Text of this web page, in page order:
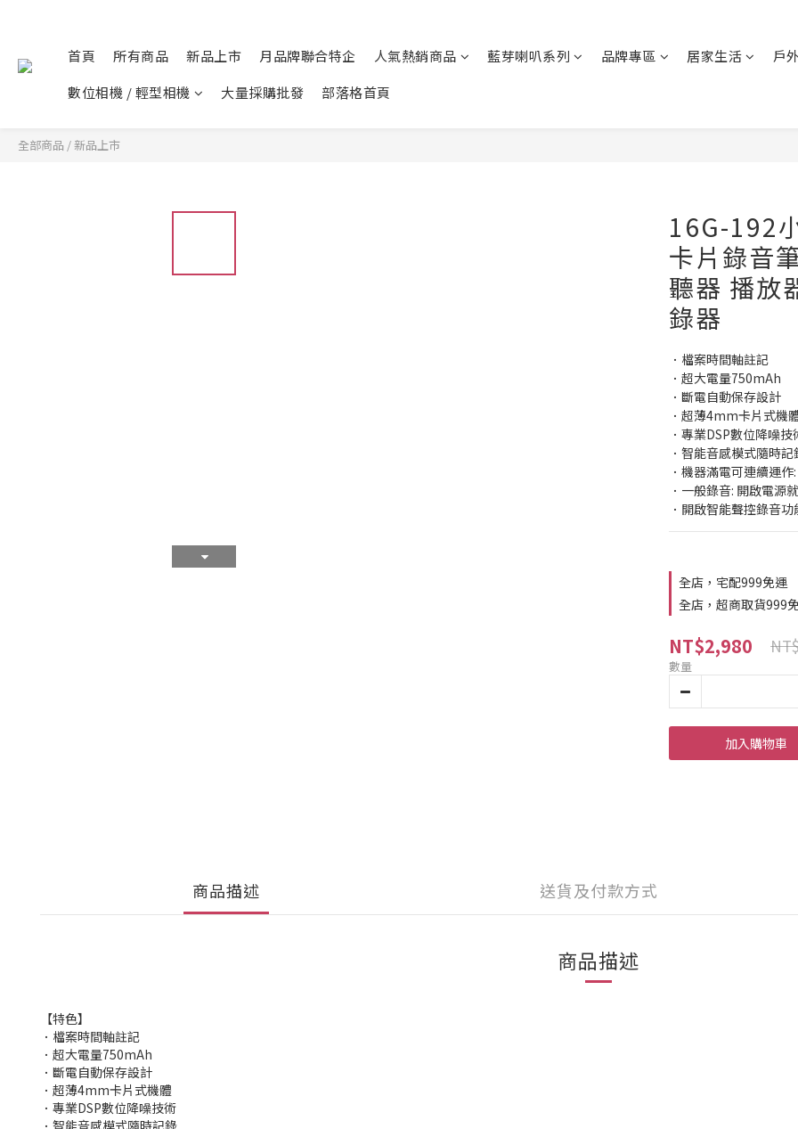
首頁 所有商品 新品上市 月品牌聯合特企 人氣熱銷商品 藍芽喇叭系列 品牌專區 居家生活
戶
數位相機 / 輕型相機
大量採購批發 部落格首頁
全部商品 /新品上市
16G-192
卡片錄音
聽器 播放
錄器
．檔案時間軸註記
．超大電量750mAh
．斷電自動保存設計
．超薄4mm卡片式機
．專業DSP數位降噪技
．智能音感模式隨時記
．機器滿電可連續運
．一般錄音: 開啟電源
．開啟智能聲控錄音
全店，宅配999免運
全店，超商取貨999
NT$2,980
數量
加入購物車
商品描述 送貨及付款方式
商品描述
【特色】
．檔案時間軸註記
．超大電量750mAh
．斷電自動保存設計
．超薄4mm卡片式機體
．專業DSP數位降噪技術
．智能音感模式隨時記錄